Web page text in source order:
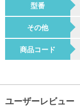
型番
その他
商品コード
ユーザーレビュー